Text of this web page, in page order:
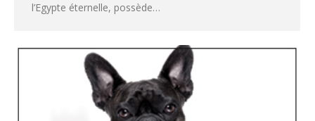
l’Egypte éternelle, possède…